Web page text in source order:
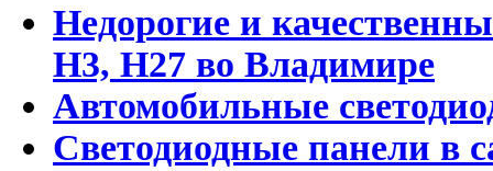
Недорогие и
Н3, Н27 во Владимире
Автомобильные
Светодиодные панели в